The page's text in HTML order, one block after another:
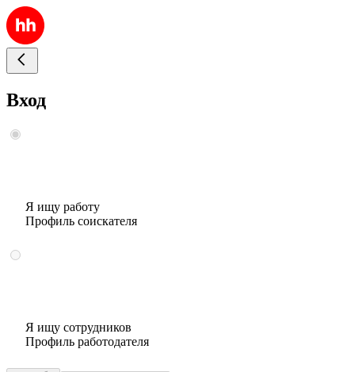
Вход
Я ищу работу
Профиль соискателя
Я ищу сотрудников
Профиль работодателя